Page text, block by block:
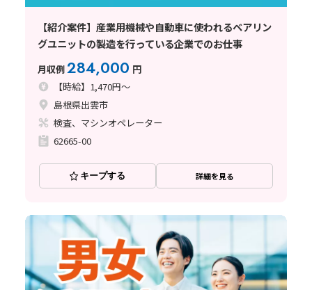
【紹介案件】産業用機械や自動車に使われるベアリン
グユニットの製造を行っている企業でのお仕事
月収例284,000 円
【時給】1,470円～
島根県出雲市
検査、マシンオペレーター
62665-00
キープする 詳細を見る